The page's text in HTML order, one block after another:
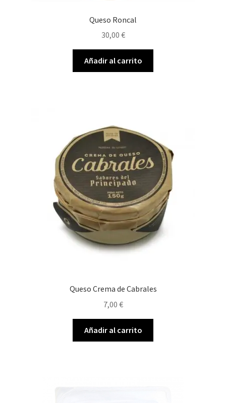
Queso Roncal
30,00 €
Añadir al carrito
Queso Crema de Cabrales
7,00 €
Añadir al carrito